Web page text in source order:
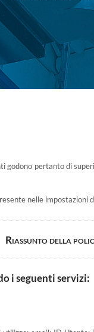
godono pertanto di
nelle impostazioni
Riassunto della
i seguenti servizi: